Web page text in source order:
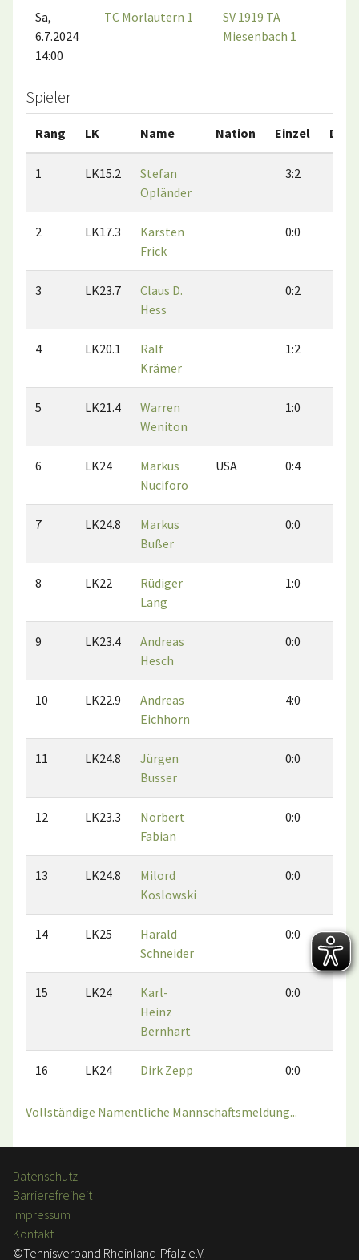
Sa,
6.7.2024
14:00
TC Morlautern 1
SV 1919 TA
Miesenbach 1
Spieler
Rang LK Name Nation Einzel
1 LK15.2
Stefan
Opländer
3:2
2 LK17.3
Karsten
Frick
0:0
3 LK23.7
Claus D.
Hess
0:2
4 LK20.1
Ralf
Krämer
1:2
5 LK21.4
Warren
Weniton
1:0
6 LK24
Markus
Nuciforo
USA 0:4
7 LK24.8
Markus
Bußer
0:0
8 LK22
Rüdiger
Lang
1:0
9 LK23.4
Andreas
Hesch
0:0
10 LK22.9
Andreas
Eichhorn
4:0
11 LK24.8
Jürgen
Busser
0:0
12 LK23.3
Norbert
Fabian
0:0
13 LK24.8
Milord
Koslowski
0:0
14 LK25
Harald
Schneider
0:0 0:0
15 LK24
Karl-
Heinz
Bernhart
0:0
16 LK24 Dirk Zepp 0:0
Vollständige Namentliche Mannschaftsmeldung...
Datenschutz
Barrierefreiheit
Impressum
Kontakt
©Tennisverband Rheinland-Pfalz e.V.